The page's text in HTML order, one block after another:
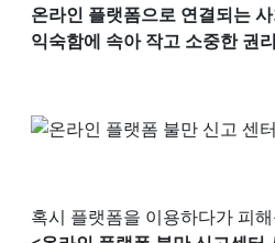
온라인 플랫폼으로 연결되는
익숙함에 속아 작고 소중한 권
혹시 플랫폼을 이용하다가 피